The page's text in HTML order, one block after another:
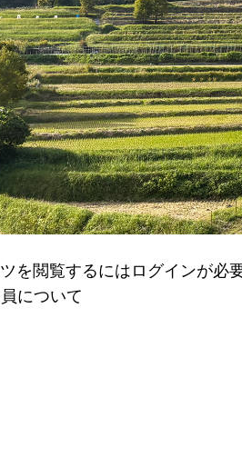
を閲覧するにはログインが必
について